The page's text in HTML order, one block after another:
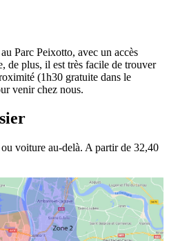
Parc Peixotto, avec un accès
de plus, il est très facile de trouver
(1h30 gratuite dans le
venir chez nous.
voiture au-delà. A partir de 32,40